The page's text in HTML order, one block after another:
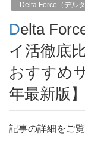
Delta Force（デル
Delta Force（デルタフォース）ポ
イ活徹底
おすすめ
年最新版】
記事の詳細をご覧